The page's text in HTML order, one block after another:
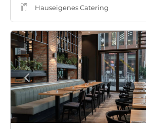
Hauseigenes Catering